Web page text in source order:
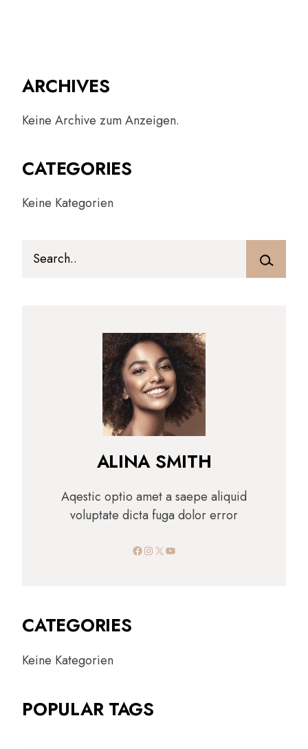
ARCHIVES
Keine Archive zum Anzeigen.
CATEGORIES
Keine Kategorien
ALINA SMITH
Aqestic optio amet a saepe aliquid
voluptate dicta fuga dolor error
Facebook
Instagram
X
CATEGORIES
Keine Kategorien
POPULAR TAGS